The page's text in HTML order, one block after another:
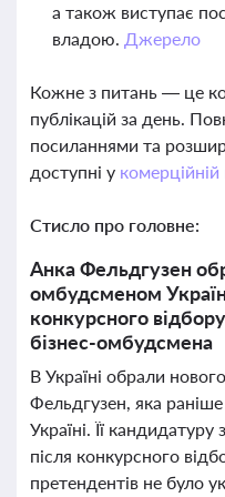
а також виступає
владою. Джерело
Кожне з питань — це
публікацій за день.
посиланнями та
доступні у
Стисло про головне:
Анка Фельдгузен
омбудсменом
конкурсного
бізнес-омбудсмена
В Україні обрали
Фельдгузен, яка
Україні. Її
після конкурсного
претендентів не було